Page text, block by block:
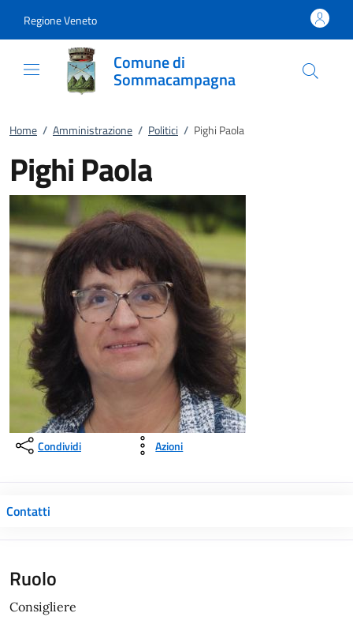
Regione Veneto
Comune di
Sommacampagna
Home / Amministrazione / Politici / Pighi Paola
Pighi Paola
Condividi Azioni
Contatti
Ruolo
Consigliere